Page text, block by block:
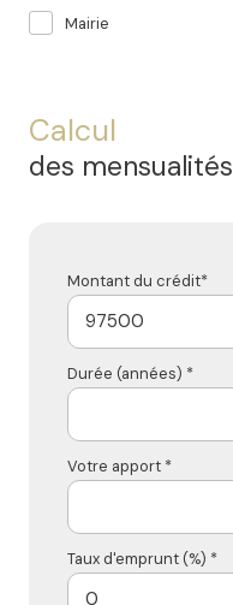
Mairie
Calcul
des mensualités
Montant du crédit*
Durée (années) *
Votre apport *
Taux d'emprunt (%) *